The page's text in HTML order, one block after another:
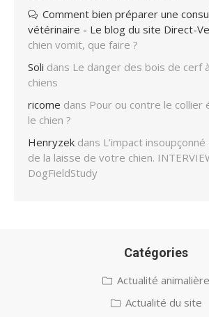
Comment bien préparer une
vétérinaire - Le blog du site Direct-
chien vomit, que faire ?
Soli dans Le danger des bois de cerf
chiens
ricome dans Pour ou contre le collier
le chien ?
Henryzek dans L’impact
de la laisse de votre chien.
DogFieldStudy
Catégories
Actualité animalière
Actualité du site